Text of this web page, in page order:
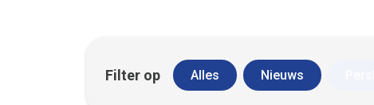
Filter op Alles Nieuws